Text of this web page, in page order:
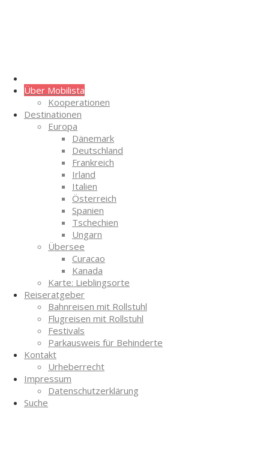
Über Mobilista
Kooperationen
Destinationen
Europa
Dänemark
Deutschland
Frankreich
Irland
Italien
Österreich
Spanien
Tschechien
Ungarn
Übersee
Curacao
Kanada
Karte: Lieblingsorte
Reiseratgeber
Bahnreisen mit Rollstuhl
Flugreisen mit Rollstuhl
Festivals
Parkausweis für Behinderte
Kontakt
Urheberrecht
Impressum
Datenschutzerklärung
Suche